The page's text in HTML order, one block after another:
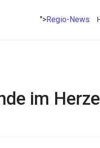
">Regio-News
im